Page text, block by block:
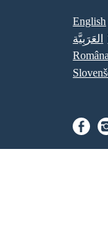
English
العَرَبِيَّة